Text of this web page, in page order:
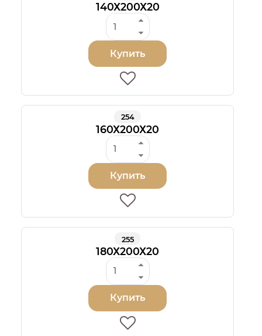
140Х200Х20
Купить
254
160Х200Х20
Купить
255
180Х200Х20
Купить